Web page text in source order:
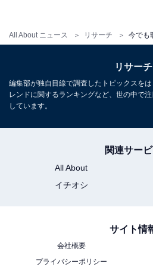
All About ニュース リサーチ
「母がカラオケに行くとか必ず
「ちゃんと知らない友人でもメ
おりカラオケのシメで歌うのが
「とても有名な曲なので年上の
にも共有しやすいし、メロディ
（30代女性）」
頭に入っているので、気づいた
（20代女性）」
リサーチ
編集部が独自目線で調査したトピックスを
レンドに関するランキングなど、世の中で
しています。
関連サー
All About
イチオシ
サイト情
会社概要
プライバシーポリシー